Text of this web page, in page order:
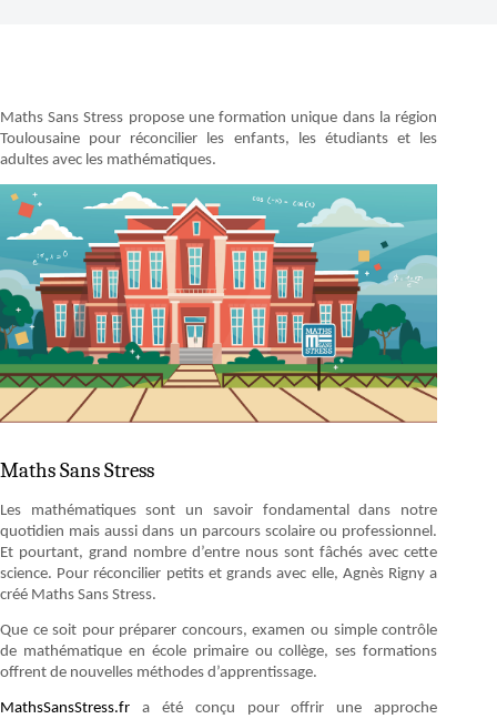
Maths Sans Stress propose une formation unique dans la région
Toulousaine pour réconcilier les enfants, les étudiants et les
adultes avec les mathématiques.
Maths Sans Stress
Les mathématiques sont un savoir fondamental dans notre
quotidien mais aussi dans un parcours scolaire ou professionnel.
Et pourtant, grand nombre d’entre nous sont fâchés avec cette
science. Pour réconcilier petits et grands avec elle, Agnès Rigny a
créé Maths Sans Stress.
Que ce soit pour préparer concours, examen ou simple contrôle
de mathématique en école primaire ou collège, ses formations
offrent de nouvelles méthodes d’apprentissage.
MathsSansStress.fr a été conçu pour offrir une approche